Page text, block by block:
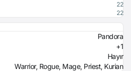
22
22
Pandora
+1
Hayır
Warrior, Rogue, Mage, Priest, Kurian